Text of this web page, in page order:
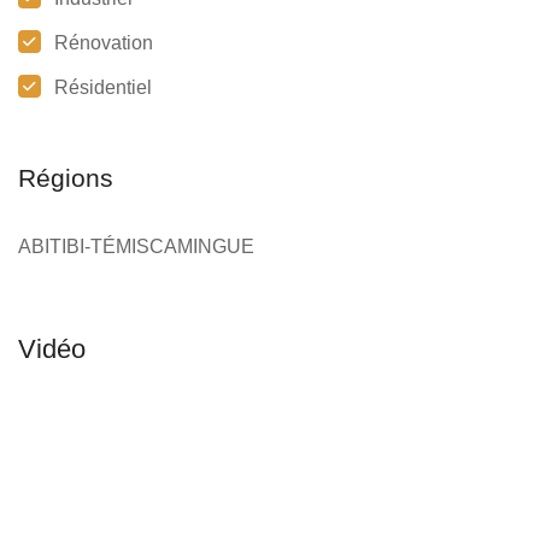
Rénovation
Résidentiel
Régions
ABITIBI-TÉMISCAMINGUE